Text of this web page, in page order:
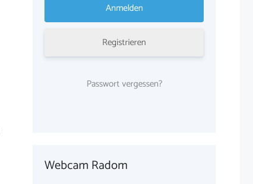
Registrieren
Passwort vergessen?
Webcam Radom